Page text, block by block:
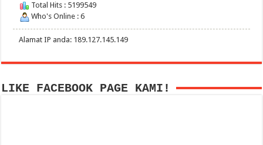
Total Hits : 5199549
Who's Online : 6
Alamat IP anda: 189.127.145.149
LIKE FACEBOOK PAGE KAMI!